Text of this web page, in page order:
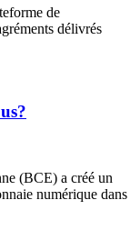
de
délivrés
(BCE) a créé un
numérique dans